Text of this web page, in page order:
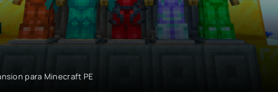
para Minecraft PE